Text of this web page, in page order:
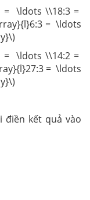
= \ldots \\18:3 =
= \ldots
= \ldots \\14:2 =
= \ldots
điền kết quả vào